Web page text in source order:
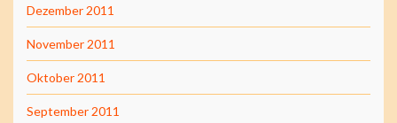
Dezember 2011
November 2011
Oktober 2011
September 2011